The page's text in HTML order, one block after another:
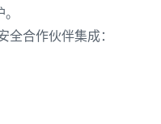
合作伙伴集成：